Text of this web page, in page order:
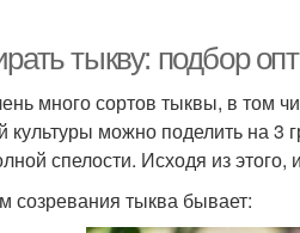
тыкву: подбор
много сортов тыквы, в том
культуры можно поделить на
спелости. Исходя из
созревания тыква бывает: